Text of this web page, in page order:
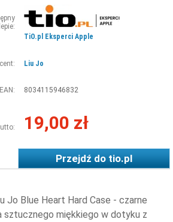
TiO.pl Eksperci Apple
Liu Jo
EAN: 8034115946832
19,00 zł
Przejdź dotio.pl
Jo Blue Heart Hard Case - czarne
sztucznego miękkiego w dotyku z